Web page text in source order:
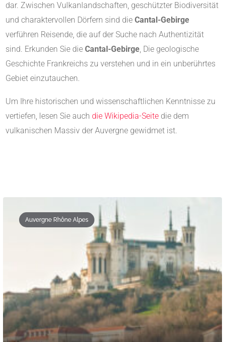
dar. Zwischen Vulkanlandschaften, geschützter Biodiversität
und charaktervollen Dörfern sind die Cantal-Gebirge
verführen Reisende, die auf der Suche nach Authentizität
sind. Erkunden Sie die Cantal-Gebirge, Die geologische
Geschichte Frankreichs zu verstehen und in ein unberührtes
Gebiet einzutauchen.
Um Ihre historischen und wissenschaftlichen Kenntnisse zu
vertiefen, lesen Sie auch die Wikipedia-Seite die dem
vulkanischen Massiv der Auvergne gewidmet ist.
Auvergne Rhône Alpes